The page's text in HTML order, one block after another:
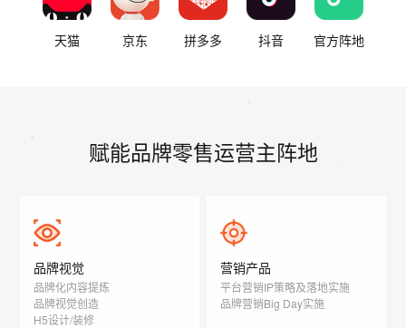
天猫 京东 拼多多 抖音 官方阵地
赋能品牌零售运营主阵地
品牌视觉
品牌化内容提炼
品牌视觉创造
H5设计/装修
营销产品
平台营销IP策略及落地实施
品牌营销Big Day实施